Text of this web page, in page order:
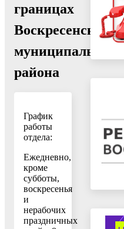
границах
Воскресенского
муниципального
района
График
работы
отдела:
Ежедневно,
кроме
субботы,
воскресенья
и
нерабочих
праздничных